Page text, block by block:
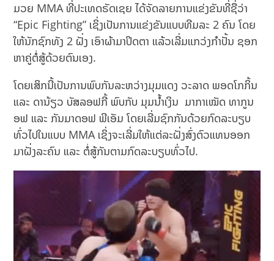
ມວຍ MMA ທີ່ປະເທດຣັດເຊຍ ໄດ້ຈັດລາຍການແຂ່ງຂັນທີ່ຊື່ວ່າ
“Epic Fighting” ເຊິ່ງເປັນການແຂ່ງຂັນແບບທີມລະ 2 ຄົນ ໂດຍ
ໃຫ້ນັກຊົກທັງ 2 ຝັ່ງ ເອົາຜ້າມາປິດຕາ ແລ້ວເລີ່ມແກວ່ງກຳປັ້ນ ຊອກ
ຫາຄູ່ຕໍ່ສູ້ດ້ວຍຕົນເອງ.
ໂດຍເສິກນີ້ເປັນການພົບກັນລະຫວ່າງມຸມແດງ ວະລາດ ພອດໂກກິ້ນ
ແລະ ດານ້ຽວ ບັສລອຟກີ້ ພົບກັບ ມຸມນໍ້າເງິນ ມາກາເໝັດ ທາກູນ
ອຟ ແລະ ກັນມາດອຟ ພີເອັມ ໂດຍເລີ່ມຊົກກັນດ້ວຍກົດລະບຽບ
ທົ່ວໄປໃນແບບ MMA ເຊິ່ງຈະເລີ່ມໃຫ້ແຕ່ລະຝັ່ງສົ່ງຕົວແທນອອກ
ມາຝັ່ງລະຄົນ ແລະ ຕໍ່ສູ້ກັນຕາມກົດລະບຽບທົ່ວໄປ.